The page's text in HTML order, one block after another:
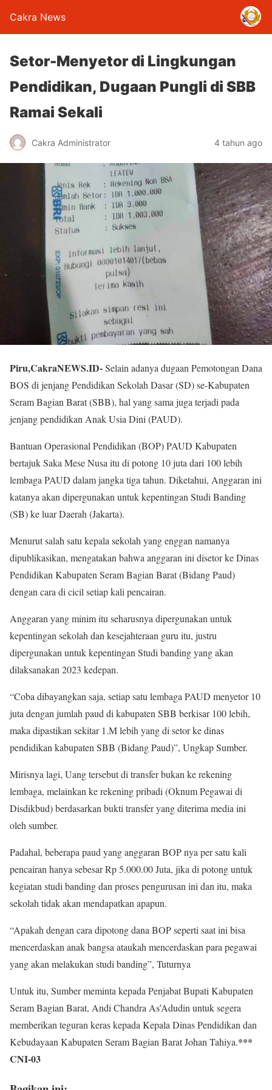
Cakra News
Setor-Menyetor di Lingkungan
Pendidikan, Dugaan Pungli di SBB
Ramai Sekali
Cakra Administrator 4 tahun ago
Piru,CakraNEWS.ID-Selain adanya dugaan Pemotongan Dana
BOS di jenjang Pendidikan Sekolah Dasar (SD) se-Kabupaten
Seram Bagian Barat (SBB), hal yang sama juga terjadi pada
jenjang pendidikan Anak Usia Dini (PAUD).
Bantuan Operasional Pendidikan (BOP) PAUD Kabupaten
bertajuk Saka Mese Nusa itu di potong 10 juta dari 100 lebih
lembaga PAUD dalam jangka tiga tahun. Diketahui, Anggaran ini
katanya akan dipergunakan untuk kepentingan Studi Banding
(SB) ke luar Daerah (Jakarta).
Menurut salah satu kepala sekolah yang enggan namanya
dipublikasikan, mengatakan bahwa anggaran ini disetor ke Dinas
Pendidikan Kabupaten Seram Bagian Barat (Bidang Paud)
dengan cara di cicil setiap kali pencairan.
Anggaran yang minim itu seharusnya dipergunakan untuk
kepentingan sekolah dan kesejahteraan guru itu, justru
dipergunakan untuk kepentingan Studi banding yang akan
dilaksanakan 2023 kedepan.
“Coba dibayangkan saja, setiap satu lembaga PAUD menyetor 10
juta dengan jumlah paud di kabupaten SBB berkisar 100 lebih,
maka dipastikan sekitar 1.M lebih yang di setor ke dinas
pendidikan kabupaten SBB (Bidang Paud)”, Ungkap Sumber.
Mirisnya lagi, Uang tersebut di transfer bukan ke rekening
lembaga, melainkan ke rekening pribadi (Oknum Pegawai di
Disdikbud) berdasarkan bukti transfer yang diterima media ini
oleh sumber.
Padahal, beberapa paud yang anggaran BOP nya per satu kali
pencairan hanya sebesar Rp 5.000.00 Juta, jika di potong untuk
kegiatan studi banding dan proses pengurusan ini dan itu, maka
sekolah tidak akan mendapatkan apapun.
“Apakah dengan cara dipotong dana BOP seperti saat ini bisa
mencerdaskan anak bangsa ataukah mencerdaskan para pegawai
yang akan melakukan studi banding”, Tuturnya
Untuk itu, Sumber meminta kepada Penjabat Bupati Kabupaten
Seram Bagian Barat, Andi Chandra As’Adudin untuk segera
memberikan teguran keras kepada Kepala Dinas Pendidikan dan
Kebudayaan Kabupaten Seram Bagian Barat Johan Tahiya.***
CNI-03